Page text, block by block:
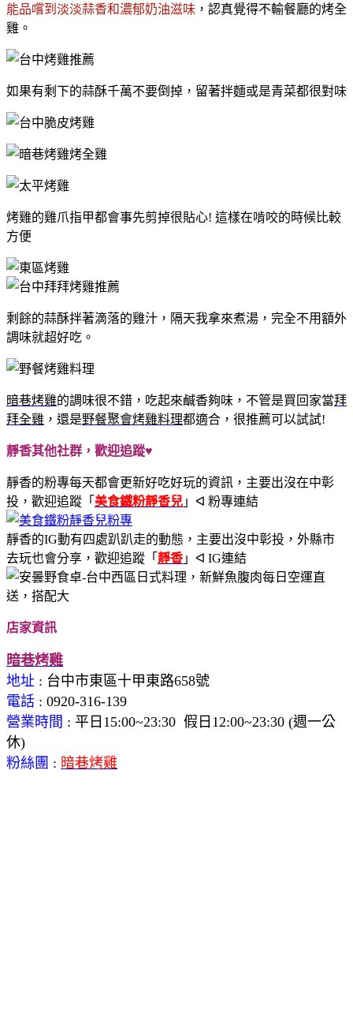
能品嚐到淡淡蒜香和濃郁奶油滋味 ，認真覺得不輸餐廳的烤全
雞。
如果有剩下的蒜酥千萬不要倒掉，留著拌麵或是青菜都很對味
烤雞的雞爪指甲都會事先剪掉很貼心! 這樣在啃咬的時候比較
方便
剩餘的蒜酥拌著滴落的雞汁，隔天我拿來煮湯，完全不用額外
調味就超好吃。
暗巷烤雞的調味很不錯，吃起來鹹香夠味，不管是買回家當拜
拜全雞 ，還是野餐聚會烤雞料理都適合，很推薦可以試試!
靜香其他社群，歡迎追蹤♥
靜香的粉專每天都會更新好吃好玩的資訊，主要出沒在中彰
投，歡迎追蹤 「 美食鐵粉靜香兒 」ᐊ 粉專連結
靜香的IG動有四處趴趴走的動態，主要出沒中彰投，外縣市
去玩也會分享，歡迎追蹤 「 靜香 」ᐊ IG連結
店家資訊
暗巷烤雞
地址 : 台中市東區十甲東路658號
電話 : 0920-316-139
營業時間 : 平日15:00~23:30 假日12:00~23:30 (週一公
休)
粉絲團 : 暗巷烤雞